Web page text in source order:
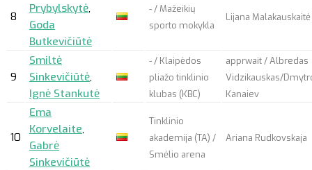
8
Prybylskytė,
Goda
Butkevičiūtė
- / Mažeikių
sporto mokykla
Lijana Malakauskaitė
9
Smiltė
Sinkevičiūtė,
Ignė Stankutė
- / Klaipėdos
pliažo tinklinio
klubas (KBC)
apprwait/ Albredas
Vidzikauskas/
Kanaiev
10
Ema
Korvelaite,
Gabrė
Sinkevičiūtė
Tinklinio
akademija (TA) /
Smėlio arena
Ariana Rudkovskaja